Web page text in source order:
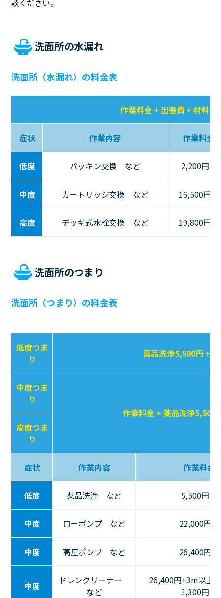
談ください。
洗面所の水漏れ
洗面所（水漏れ）の料金表
作業料金 + 出張費 + 材料代
症状 作業内容 作業料金
低度 パッキン交換 など 2,200円〜
中度 カートリッジ交換 など 16,500円〜
高度 デッキ式水栓交換 など 19,800円〜
洗面所のつまり
洗面所（つまり）の料金表
低度つま
り
薬品洗浄5,500円 +
中度つま
り
作業料金 + 薬品洗浄5,500
高度つま
り
症状 作業内容 作業料金
低度 薬品洗浄 など 5,500円〜
中度 ローポンプ など 22,000円〜
中度 高圧ポンプ など 26,400円〜
中度
ドレンクリーナー
など
26,400円+3m以上
3,300円～